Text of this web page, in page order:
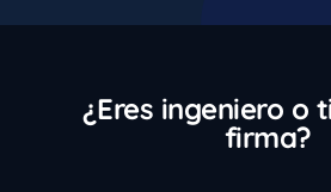
¿Eres ingeniero o
firma?